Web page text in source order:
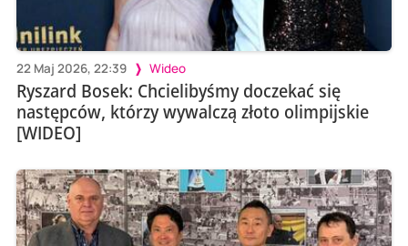
22 Maj 2026, 22:39 Wideo
Ryszard Bosek: Chcielibyśmy doczekać się
następców, którzy wywalczą złoto olimpijskie
[WIDEO]